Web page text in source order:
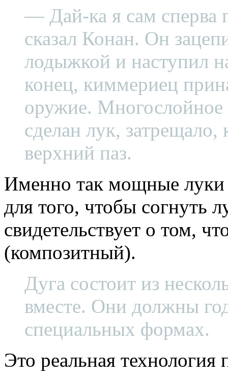
— Дай-ка я сам
сказал Конан. Он
лодыжкой и наступил
конец, киммериец
оружие. Многослойное
сделан лук, затрещало,
верхний паз.
Именно так мощные луки
для того, чтобы согнуть
свидетельствует о том,
(композитный).
Дуга состоит из
вместе. Они должны
специальных формах.
Это реальная